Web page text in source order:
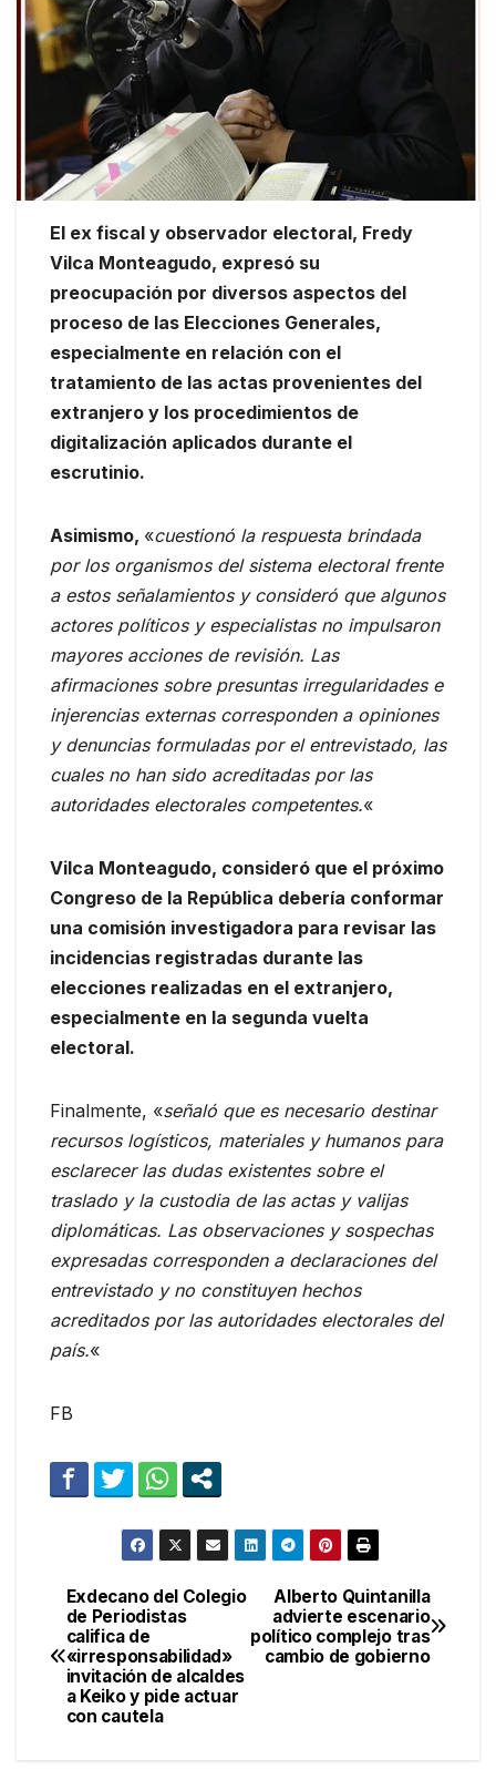
El ex fiscal y observador electoral, Fredy
Vilca Monteagudo, expresó su
preocupación por diversos aspectos del
proceso de las Elecciones Generales,
especialmente en relación con el
tratamiento de las actas provenientes del
extranjero y los procedimientos de
digitalización aplicados durante el
escrutinio.
Asimismo, «cuestionó la respuesta brindada
por los organismos del sistema electoral frente
a estos señalamientos y consideró que algunos
actores políticos y especialistas no impulsaron
mayores acciones de revisión. Las
afirmaciones sobre presuntas irregularidades e
injerencias externas corresponden a opiniones
y denuncias formuladas por el entrevistado, las
cuales no han sido acreditadas por las
autoridades electorales competentes.«
Vilca Monteagudo, consideró que el próximo
Congreso de la República debería conformar
una comisión investigadora para revisar las
incidencias registradas durante las
elecciones realizadas en el extranjero,
especialmente en la segunda vuelta
electoral.
Finalmente, «señaló que es necesario destinar
recursos logísticos, materiales y humanos para
esclarecer las dudas existentes sobre el
traslado y la custodia de las actas y valijas
diplomáticas. Las observaciones y sospechas
expresadas corresponden a declaraciones del
entrevistado y no constituyen hechos
acreditados por las autoridades electorales del
país.«
FB
Navegación
de
entradas
Alberto Quintanilla
advierte escenario
político complejo tras
cambio de gobierno
Exdecano del Colegio
de Periodistas
califica de
«irresponsabilidad»
invitación de alcaldes
a Keiko y pide actuar
con cautela